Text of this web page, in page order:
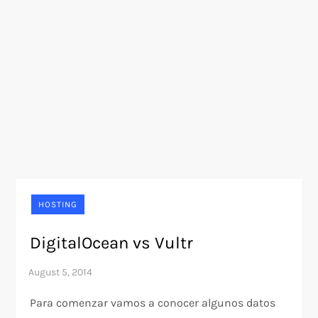
HOSTING
DigitalOcean vs Vultr
Para comenzar vamos a conocer algunos datos